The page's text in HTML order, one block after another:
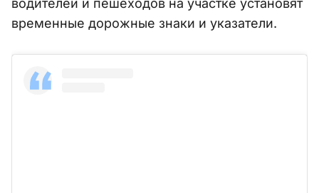
водителей и пешеходов на участке установят
временные дорожные знаки и указатели.